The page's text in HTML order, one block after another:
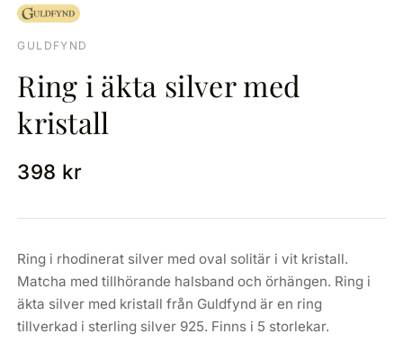
GULDFYND
Ring i äkta silver med
kristall
398 kr
Ring i rhodinerat silver med oval solitär i vit kristall.
Matcha med tillhörande halsband och örhängen. Ring i
äkta silver med kristall från Guldfynd är en ring
tillverkad i sterling silver 925. Finns i 5 storlekar.